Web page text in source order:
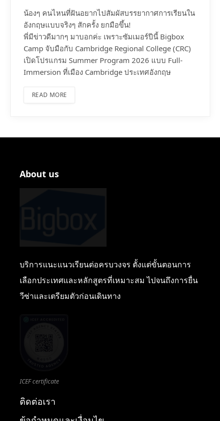
น้องๆ คนไหนที่ฝันอยากไปสัมผัสบรรยากาศการเรียนใน
อังกฤษแบบจริงๆ สักครั้ง ยกมือขึ้น!
พี่มีข่าวดีมากๆ มาบอกค่ะ เพราะซัมเมอร์ปีนี้ Bigbox
Camp จับมือกับ Cambridge Regional College (CRC)
เปิดโปรแกรม Summer Program 2026 แบบ Full-
Immersion ที่เมือง Cambridge ประเทศอังกฤษ
READ MORE
About us
บริการแนะแนวเรียนต่อครบวงจร ตั้งแต่ขั้นตอนการ
เลือกประเทศและหลักสูตรที่เหมาะสม ไปจนถึงการยื่น
วีซ่าและเตรียมตัวก่อนเดินทาง
ICEF certificate
ติดต่อเรา